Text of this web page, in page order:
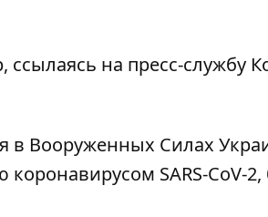
, ссылаясь на пресс-службу
в Вооруженных Силах
SARS-CoV-